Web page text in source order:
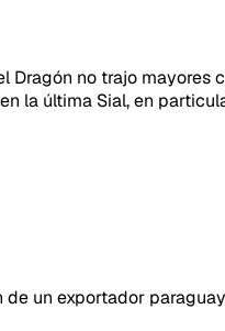
no trajo
la última Sial, en
un exportador